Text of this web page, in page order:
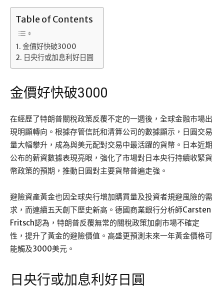
Table of Contents
金價好快破3000
日央行或加息利好日圓
金價好快破3000
在經歷了特朗普關稅政策反覆不定的一週後，全球金融市場出
現明顯轉向。根據存管信託和清算公司的數據顯示，日圓交易
量大幅攀升，成為與美元配對交易中最活躍的貨幣。日本近期
公布的薪資數據表現亮眼，強化了市場對日本央行持續收緊貨
幣政策的預期，推動日圓對主要貨幣普遍走強。
避險資產黃金也因全球央行增加購買量及投資者規避風險的需
求，而連續五天創下歷史新高。德國商業銀行分析師Carsten
Fritsch認為，特朗普反覆無常的關稅政策加劇市場不確定
性，提升了黃金的避險價值。高盛更預測未來一年黃金價格可
能觸及3000美元。
日央行或加息利好日圓